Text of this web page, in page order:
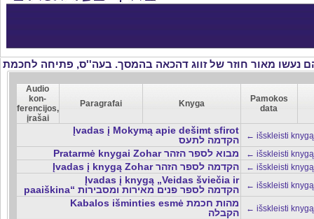
Audio
kon-
ferencijos,
įrašai
Paragrafai Knyga
Pamokos
data
Įvadas į Mokymą apie dešimt sfirot
הקדמה לתעס
← išskleisti knygą
Pratarmė knygai Zohar מבוא לספר הזהר ← išskleisti knygą
Įvadas į knygą Zohar הקדמה לספר הזהר ← išskleisti knygą
Įvadas į knygą „Veidas šviečia ir
paaiškina“ הקדמה לספר פנים מאירות ומסבירות
← išskleisti knygą
Kabalos išminties esmė מהות חכמת
הקבלה
← išskleisti knygą